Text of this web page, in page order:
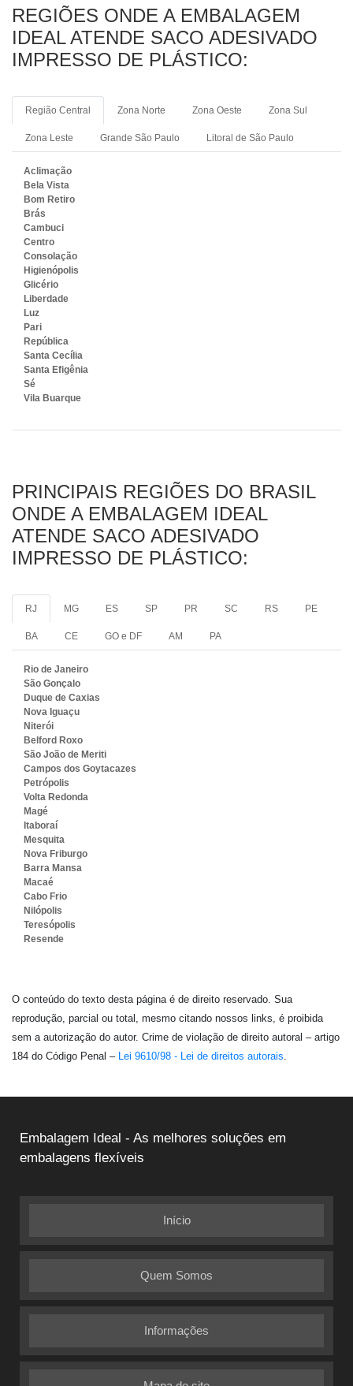
REGIÕES ONDE A EMBALAGEM
IDEAL ATENDE SACO ADESIVADO
IMPRESSO DE PLÁSTICO:
Região Central Zona Norte Zona Oeste Zona Sul
Zona Leste Grande São Paulo Litoral de São Paulo
Aclimação
Bela Vista
Bom Retiro
Brás
Cambuci
Centro
Consolação
Higienópolis
Glicério
Liberdade
Luz
Pari
República
Santa Cecília
Santa Efigênia
Sé
Vila Buarque
PRINCIPAIS REGIÕES DO BRASIL
ONDE A EMBALAGEM IDEAL
ATENDE SACO ADESIVADO
IMPRESSO DE PLÁSTICO:
RJ MG ES SP PR SC RS PE
BA CE GO e DF AM PA
Rio de Janeiro
São Gonçalo
Duque de Caxias
Nova Iguaçu
Niterói
Belford Roxo
São João de Meriti
Campos dos Goytacazes
Petrópolis
Volta Redonda
Magé
Itaboraí
Mesquita
Nova Friburgo
Barra Mansa
Macaé
Cabo Frio
Nilópolis
Teresópolis
Resende
O conteúdo do texto desta página é de direito reservado. Sua
reprodução, parcial ou total, mesmo citando nossos links, é proibida
sem a autorização do autor. Crime de violação de direito autoral – artigo
184 do Código Penal – Lei 9610/98 - Lei de direitos autorais.
Embalagem Ideal - As melhores soluções em
embalagens flexíveis
Início
Quem Somos
Informações